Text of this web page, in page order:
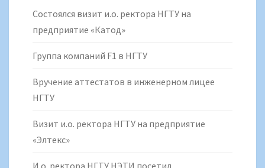
Состоялся визит и.о. ректора НГТУ на
предприятие «Катод»
Группа компаний F1 в НГТУ
Вручение аттестатов в инженерном лицее
НГТУ
Визит и.о. ректора НГТУ на предприятие
«Элтекс»
И.о. ректора НГТУ НЭТИ посетил